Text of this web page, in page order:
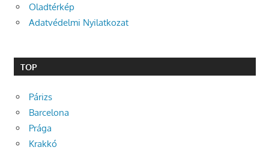
Oladtérkép
Adatvédelmi Nyilatkozat
TOP
Párizs
Barcelona
Prága
Krakkó